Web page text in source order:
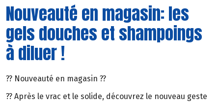
Nouveauté en magasin: les
gels douches et shampoings
à diluer !
?? Nouveauté en magasin ??
?? Après le vrac et le solide, découvrez le nouveau geste